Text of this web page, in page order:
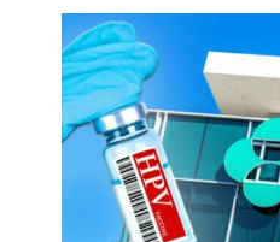
NY
ATT
DEN